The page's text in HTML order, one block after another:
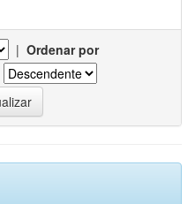
| Ordenar por